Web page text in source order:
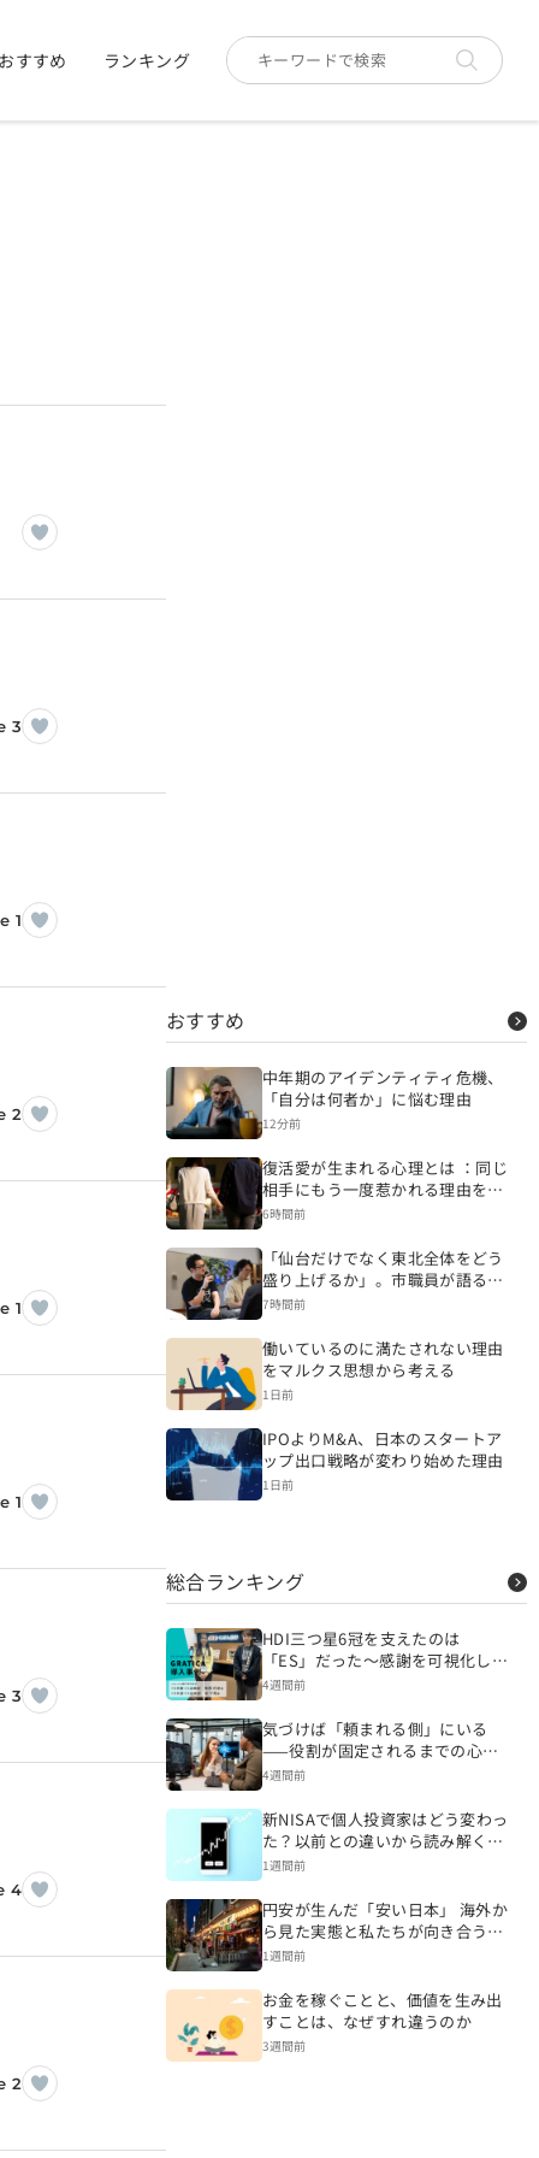
すすめ ランキング
3
1
2
1
1
3
4
2
おすすめ
中年期のアイデンティティ危機、
「自分は何者か」に悩む理由
12分前
復活愛が生まれる心理とは ：同じ
相手にもう一度惹かれる理由を探
る
6時間前
「仙台だけでなく東北全体をどう
盛り上げるか」。市職員が語る東
北全体を見据えた仙台市のローカ
7時間前
働いているのに満たされない理由
をマルクス思想から考える
1日前
IPOよりM&A、日本のスタートア
ップ出口戦略が変わり始めた理由
1日前
総合ランキング
HDI三つ星6冠を支えたのは
「ES」だった～感謝を可視化し、
CSを変える組織づくりへ～
4週間前
気づけば「頼まれる側」にいる
——役割が固定されるまでの心理
的プロセス
4週間前
新NISAで個人投資家はどう変わっ
た？以前との違いから読み解く資
産形成
1週間前
円安が生んだ「安い日本」 海外か
ら見た実態と私たちが向き合うべ
き現実
1週間前
お金を稼ぐことと、価値を生み出
すことは、なぜすれ違うのか
3週間前